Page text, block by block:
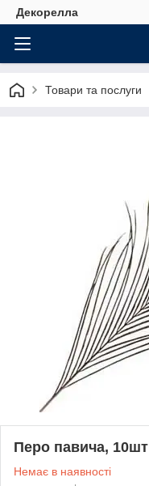
Декорелла
Товари та послуги
Перо павича, 10шт
Немає в наявності